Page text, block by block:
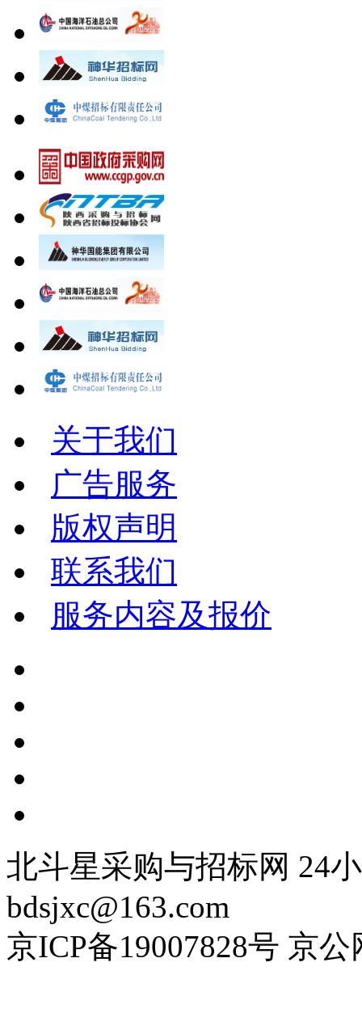
关于我们
广告服务
版权声明
联系我们
服务内容及报价
北斗星采购与招标网 24
bdsjxc@163.com
京ICP备19007828号 京